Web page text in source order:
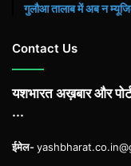
गुलौआ तालाब में अब न
Contact Us
यशभारत अख़बार और
...
ईमेल-